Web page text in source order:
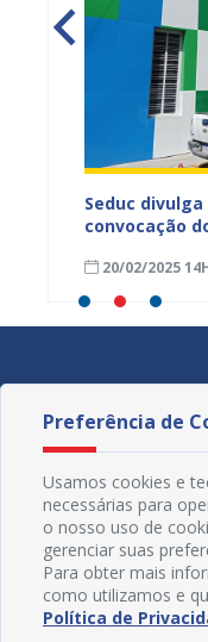
Seduc
convocação
20/02/2025
Preferência de
Usamos cookies e
necessárias para
o nosso uso de
gerenciar suas
Para obter mais
como utilizamos e
Política de